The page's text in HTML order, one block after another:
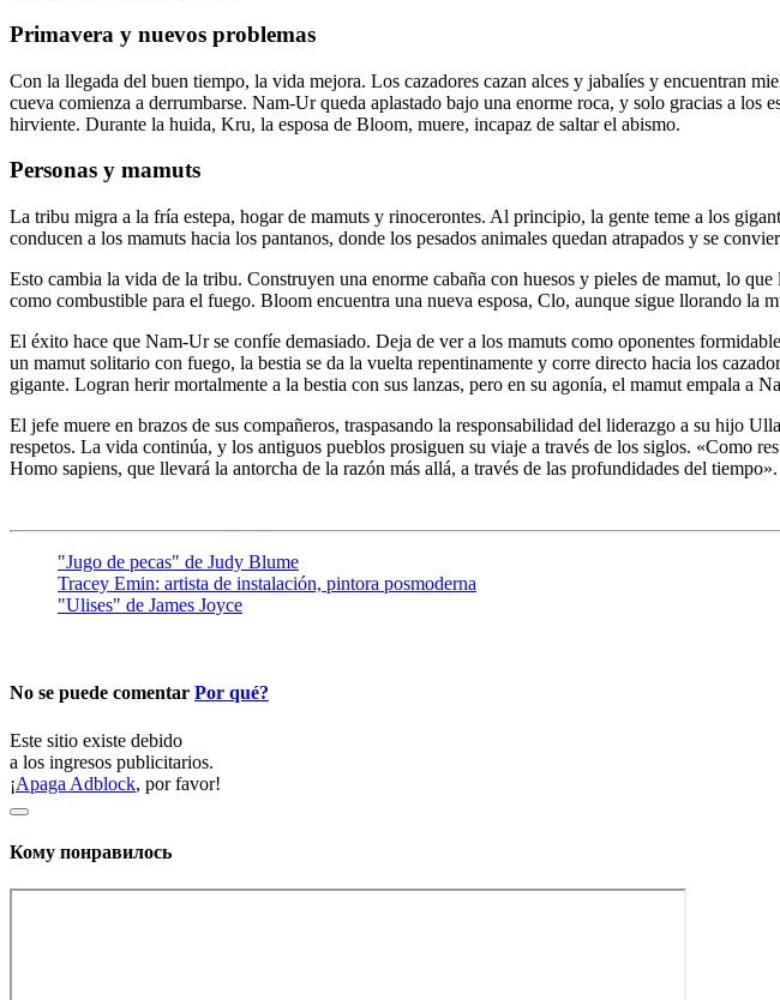
Primavera y nuevos problemas
Con la llegada del buen tiempo, la vida mejora. Los cazadores cazan alces y jabalíes y encuentran
cueva comienza a derrumbarse. Nam-Ur queda aplastado bajo una enorme roca, y solo gracias a
hirviente. Durante la huida, Kru, la esposa de Bloom, muere, incapaz de saltar el abismo.
Personas y mamuts
La tribu migra a la fría estepa, hogar de mamuts y rinocerontes. Al principio, la gente teme a los
conducen a los mamuts hacia los pantanos, donde los pesados animales quedan atrapados y se
Esto cambia la vida de la tribu. Construyen una enorme cabaña con huesos y pieles de mamut, lo
como combustible para el fuego. Bloom encuentra una nueva esposa, Clo, aunque sigue llorando la
El éxito hace que Nam-Ur se confíe demasiado. Deja de ver a los mamuts como oponentes
un mamut solitario con fuego, la bestia se da la vuelta repentinamente y corre directo hacia los
gigante. Logran herir mortalmente a la bestia con sus lanzas, pero en su agonía, el mamut empala a
El jefe muere en brazos de sus compañeros, traspasando la responsabilidad del liderazgo a su hijo
respetos. La vida continúa, y los antiguos pueblos prosiguen su viaje a través de los siglos. «Como
Homo sapiens, que llevará la antorcha de la razón más allá, a través de las profundidades del tiempo».
"Jugo de pecas" de Judy Blume
Tracey Emin: artista de instalación, pintora posmoderna
"Ulises" de James Joyce
No se puede comentar Por qué?
Este sitio existe debido
a los ingresos publicitarios.
¡Apaga Adblock, por favor!
Кому понравилось